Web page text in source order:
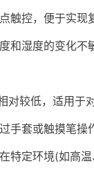
触控，便于实现
和湿度的变化不
对较低，适用于
手套或触摸笔操
特定环境(如高